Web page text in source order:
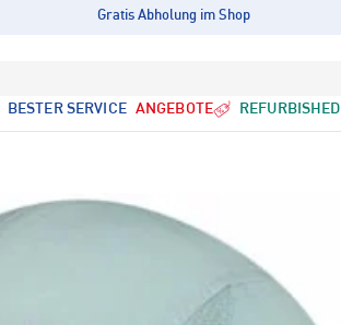
Gratis Abholung im Shop
BESTER SERVICE ANGEBOTE REFURBISHED